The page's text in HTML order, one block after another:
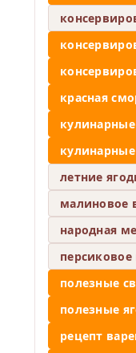
красная
летние
малиновое
народная
персиковое
полезные
полезные
рецепт